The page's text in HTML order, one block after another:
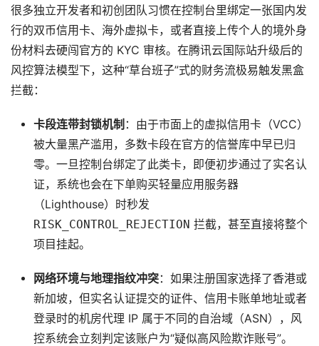
很多独立开发者和初创团队习惯在控制台里绑定一张国内发
行的双币信用卡、海外虚拟卡，或者直接上传个人的境外身
份材料去硬闯官方的 KYC 审核。在腾讯云国际站升级后的
风控算法模型下，这种“草台班子”式的财务流极易触发黑盒
拦截：
卡段连带封锁机制 ：由于市面上的虚拟信用卡（VCC）
被大量黑产滥用，多数卡段在官方的信誉库中早已归
零。一旦控制台绑定了此类卡，即便初步通过了实名认
证，系统也会在下单购买轻量应用服务器
（Lighthouse）时秒发
RISK_CONTROL_REJECTION 拦截，甚至直接将整个
项目挂起。
网络环境与地理指纹冲突：如果注册国家选择了香港或
新加坡，但实名认证提交的证件、信用卡账单地址或者
登录时的机房代理 IP 属于不同的自治域（ASN），风
控系统会立刻判定该账户为“疑似高风险欺诈账号”。